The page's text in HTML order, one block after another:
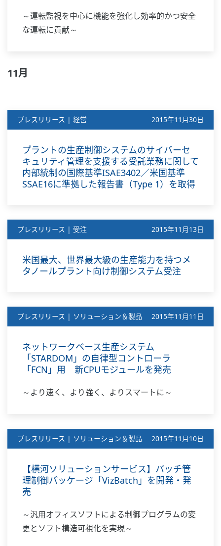
～運転監視を中心に機能を強化し効率的かつ安全
な運転に貢献～
11月
プレスリリース | 経営 2015年11月30日
プラントの生産制御システムのサイバーセ
キュリティ管理を支援する受託業務に関して
内部統制の国際基準ISAE3402／米国基準
SSAE16に準拠した報告書（Type 1）を取得
プレスリリース | 受注 2015年11月13日
米国最大、世界最大級の生産能力を持つメ
タノールプラント向け制御システム受注
プレスリリース | ソリューション＆製品 2015年11月11日
ネットワークベース生産システム
「STARDOM」の自律型コントローラ
「FCN」用 新CPUモジュールを発売
～より速く、より強く、よりスマートに～
プレスリリース | ソリューション＆製品 2015年11月10日
【横河ソリューションサービス】バッチ管
理制御パッケージ「VizBatch」を開発・発
売
～汎用オフィスソフトによる制御プログラムの変
更とソフト構造可視化を実現～